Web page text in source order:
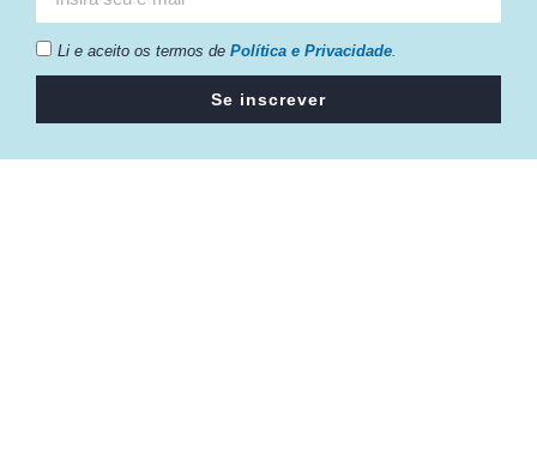
Li e aceito os termos de Política e Privacidade.
Se inscrever